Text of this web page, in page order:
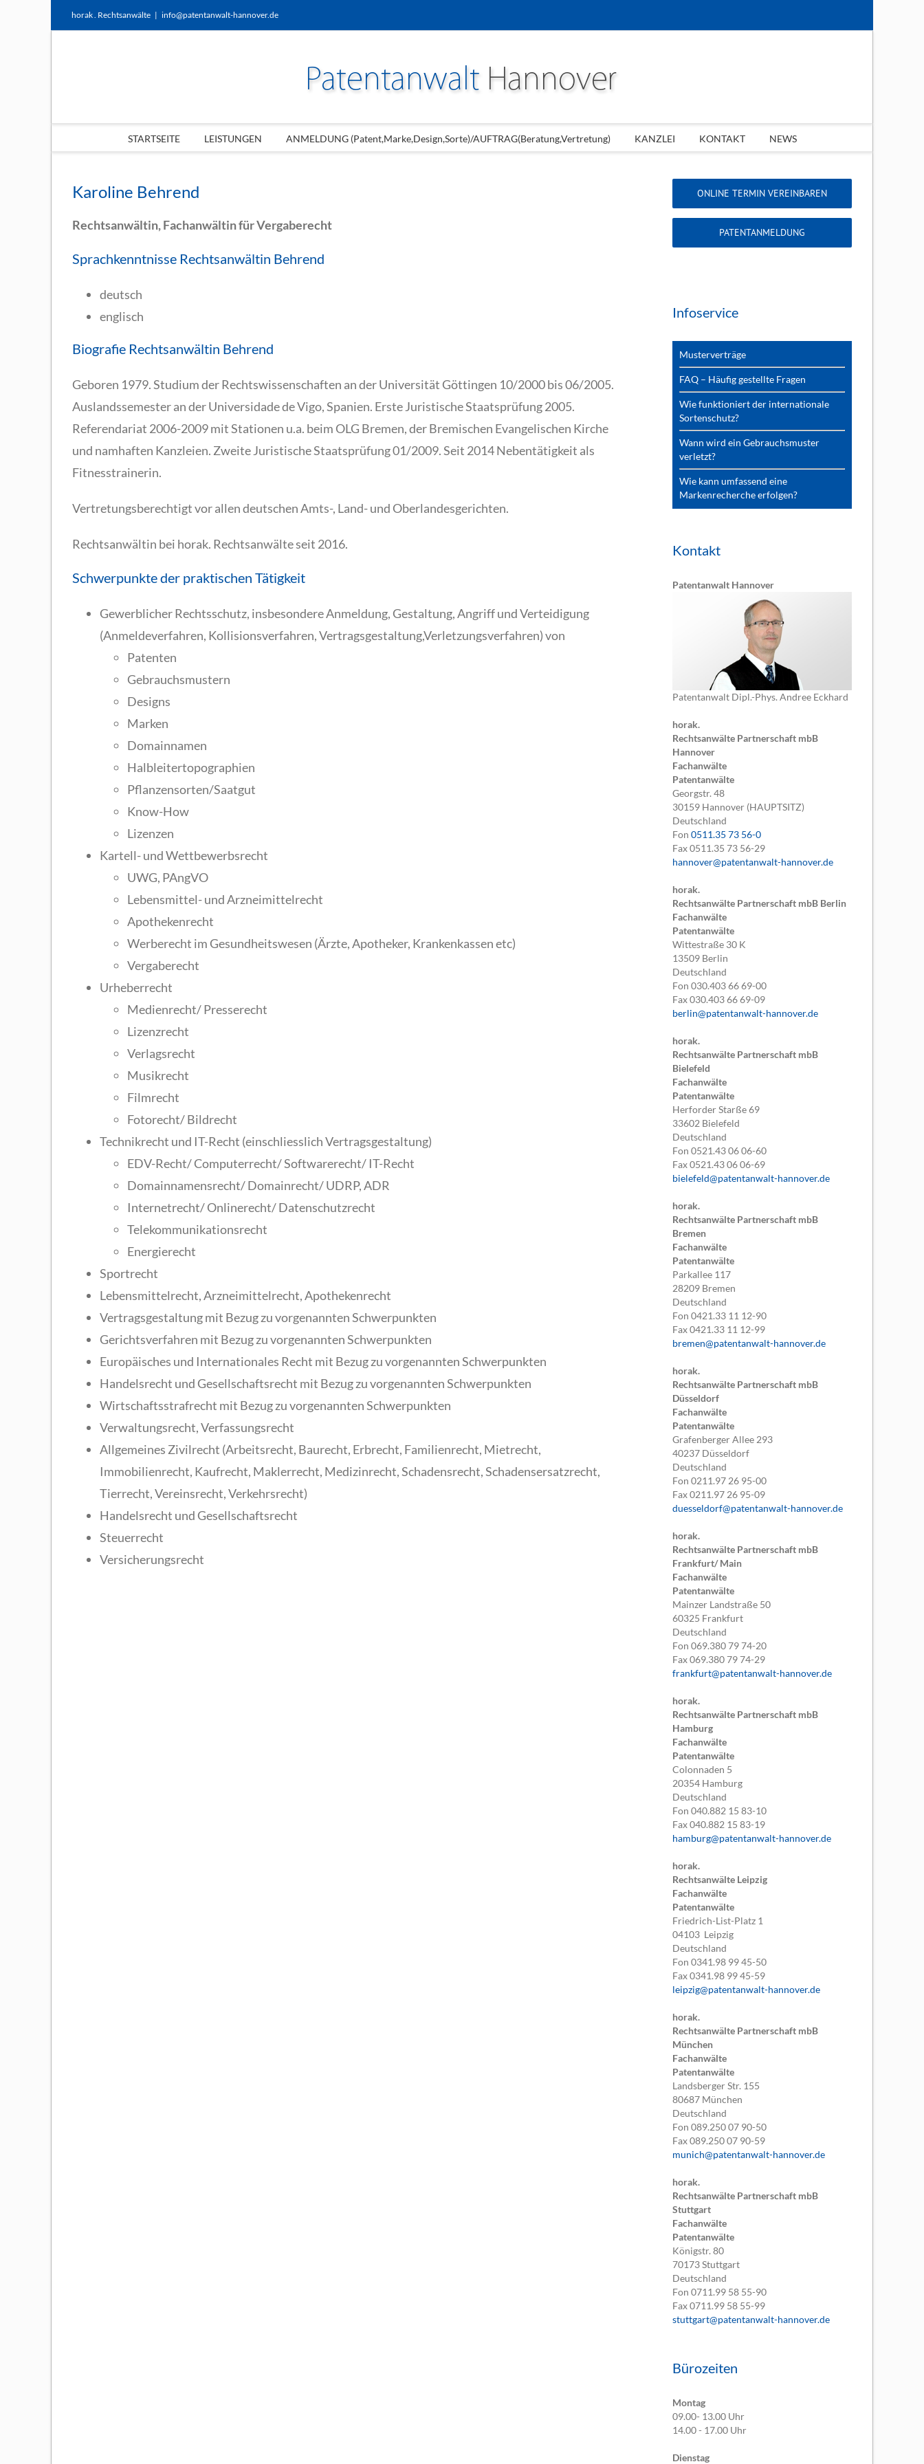
horak . Rechtsanwälte | info@patentanwalt-hannover.de
STARTSEITE LEISTUNGEN ANMELDUNG (Patent,Marke,Design,Sorte)/AUFTRAG(Beratung,Vertretung) KANZLEI KONTAKT NEWS
Karoline Behrend
Rechtsanwältin, Fachanwältin für Vergaberecht
Sprachkenntnisse Rechtsanwältin Behrend
deutsch
englisch
Biografie Rechtsanwältin Behrend
Geboren 1979. Studium der Rechtswissenschaften an der Universität Göttingen 10/2000 bis 06/2005.
Auslandssemester an der Universidade de Vigo, Spanien. Erste Juristische Staatsprüfung 2005.
Referendariat 2006-2009 mit Stationen u.a. beim OLG Bremen, der Bremischen Evangelischen Kirche
und namhaften Kanzleien. Zweite Juristische Staatsprüfung 01/2009. Seit 2014 Nebentätigkeit als
Fitnesstrainerin.
Vertretungsberechtigt vor allen deutschen Amts-, Land- und Oberlandesgerichten.
Rechtsanwältin bei horak. Rechtsanwälte seit 2016.
Schwerpunkte der praktischen Tätigkeit
Gewerblicher Rechtsschutz, insbesondere Anmeldung, Gestaltung, Angriff und Verteidigung
(Anmeldeverfahren, Kollisionsverfahren, Vertragsgestaltung,Verletzungsverfahren) von
Patenten
Gebrauchsmustern
Designs
Marken
Domainnamen
Halbleitertopographien
Pflanzensorten/Saatgut
Know-How
Lizenzen
Kartell- und Wettbewerbsrecht
UWG, PAngVO
Lebensmittel- und Arzneimittelrecht
Apothekenrecht
Werberecht im Gesundheitswesen (Ärzte, Apotheker, Krankenkassen etc)
Vergaberecht
Urheberrecht
Medienrecht/ Presserecht
Lizenzrecht
Verlagsrecht
Musikrecht
Filmrecht
Fotorecht/ Bildrecht
Technikrecht und IT-Recht (einschliesslich Vertragsgestaltung)
EDV-Recht/ Computerrecht/ Softwarerecht/ IT-Recht
Domainnamensrecht/ Domainrecht/ UDRP, ADR
Internetrecht/ Onlinerecht/ Datenschutzrecht
Telekommunikationsrecht
Energierecht
Sportrecht
Lebensmittelrecht, Arzneimittelrecht, Apothekenrecht
Vertragsgestaltung mit Bezug zu vorgenannten Schwerpunkten
Gerichtsverfahren mit Bezug zu vorgenannten Schwerpunkten
Europäisches und Internationales Recht mit Bezug zu vorgenannten Schwerpunkten
Handelsrecht und Gesellschaftsrecht mit Bezug zu vorgenannten Schwerpunkten
Wirtschaftsstrafrecht mit Bezug zu vorgenannten Schwerpunkten
Verwaltungsrecht, Verfassungsrecht
Allgemeines Zivilrecht (Arbeitsrecht, Baurecht, Erbrecht, Familienrecht, Mietrecht,
Immobilienrecht, Kaufrecht, Maklerrecht, Medizinrecht, Schadensrecht, Schadensersatzrecht,
Tierrecht, Vereinsrecht, Verkehrsrecht)
Handelsrecht und Gesellschaftsrecht
Steuerrecht
Versicherungsrecht
ONLINE TERMIN VEREINBAREN
PATENTANMELDUNG
Infoservice
Musterverträge
FAQ – Häufig gestellte Fragen
Wie funktioniert der internationale
Sortenschutz?
Wann wird ein Gebrauchsmuster
verletzt?
Wie kann umfassend eine
Markenrecherche erfolgen?
Kontakt
Patentanwalt Hannover
Patentanwalt Dipl.-Phys. Andree Eckhard
horak.
Rechtsanwälte Partnerschaft mbB
Hannover
Fachanwälte
Patentanwälte
Georgstr. 48
30159 Hannover (HAUPTSITZ)
Deutschland
Fon0511.35 73 56-0
Fax0511.35 73 56-29
hannover@patentanwalt-hannover.de
horak.
Rechtsanwälte Partnerschaft mbB Berlin
Fachanwälte
Patentanwälte
Wittestraße 30 K
13509 Berlin
Deutschland
Fon030.403 66 69-00
Fax030.403 66 69-09
berlin@patentanwalt-hannover.de
horak.
Rechtsanwälte Partnerschaft mbB
Bielefeld
Fachanwälte
Patentanwälte
Herforder Starße 69
33602 Bielefeld
Deutschland
Fon0521.43 06 06-60
Fax0521.43 06 06-69
bielefeld@patentanwalt-hannover.de
horak.
Rechtsanwälte Partnerschaft mbB
Bremen
Fachanwälte
Patentanwälte
Parkallee 117
28209 Bremen
Deutschland
Fon0421.33 11 12-90
Fax0421.33 11 12-99
bremen@patentanwalt-hannover.de
horak.
Rechtsanwälte Partnerschaft mbB
Düsseldorf
Fachanwälte
Patentanwälte
Grafenberger Allee 293
40237 Düsseldorf
Deutschland
Fon0211.97 26 95-00
Fax0211.97 26 95-09
duesseldorf@patentanwalt-hannover.de
horak.
Rechtsanwälte Partnerschaft mbB
Frankfurt/ Main
Fachanwälte
Patentanwälte
Mainzer Landstraße 50
60325 Frankfurt
Deutschland
Fon069.380 79 74-20
Fax069.380 79 74-29
frankfurt@patentanwalt-hannover.de
horak.
Rechtsanwälte Partnerschaft mbB
Hamburg
Fachanwälte
Patentanwälte
Colonnaden 5
20354 Hamburg
Deutschland
Fon040.882 15 83-10
Fax040.882 15 83-19
hamburg@patentanwalt-hannover.de
horak.
Rechtsanwälte Leipzig
Fachanwälte
Patentanwälte
Friedrich-List-Platz 1
04103 Leipzig
Deutschland
Fon0341.98 99 45-50
Fax0341.98 99 45-59
leipzig@patentanwalt-hannover.de
horak.
Rechtsanwälte Partnerschaft mbB
München
Fachanwälte
Patentanwälte
Landsberger Str. 155
80687 München
Deutschland
Fon089.250 07 90-50
Fax089.250 07 90-59
munich@patentanwalt-hannover.de
horak.
Rechtsanwälte Partnerschaft mbB
Stuttgart
Fachanwälte
Patentanwälte
Königstr. 80
70173Stuttgart
Deutschland
Fon0711.99 58 55-90
Fax0711.99 58 55-99
stuttgart@patentanwalt-hannover.de
Bürozeiten
Montag
09.00- 13.00 Uhr
14.00 - 17.00 Uhr
Dienstag